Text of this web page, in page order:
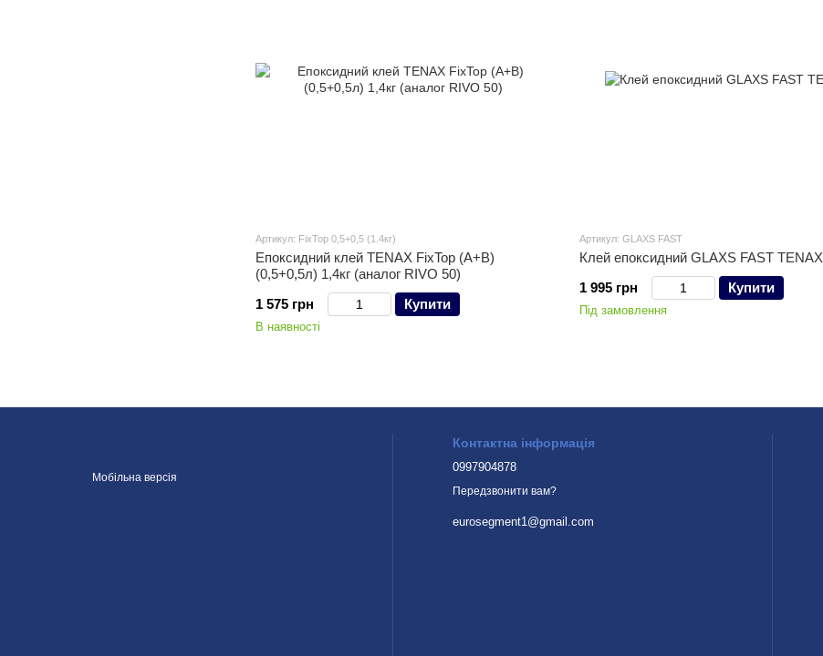
Артикул: FixTop 0,5+0,5 (1.4кг)
Епоксидний клей TENAX FixTop (A+B)
(0,5+0,5л) 1,4кг (аналог RIVO 50)
1 575 грн
Купити
В наявності
Артикул: GLAXS FAST
Клей епоксидний GLAXS FAST TENAX
1 995 грн
Купити
Під замовлення
Мобільна версія
Контактна інформація
0997904878
Передзвонити вам?
eurosegment1@gmail.com